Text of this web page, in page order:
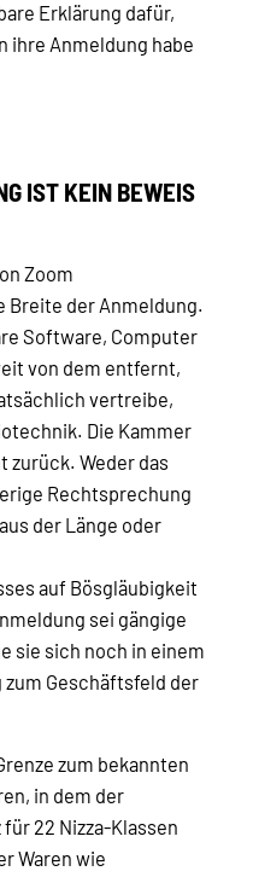
Erklärung dafür,
ihre Anmeldung habe
IST KEIN BEWEIS
Zoom
Breite der Anmeldung.
Software, Computer
von dem entfernt,
vertreibe,
Die Kammer
zurück. Weder das
Rechtsprechung
der Länge oder
auf Bösgläubigkeit
sei gängige
sie sich noch in einem
Geschäftsfeld der
zum bekannten
in dem der
22 Nizza-Klassen
Waren wie